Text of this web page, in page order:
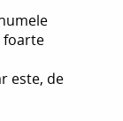
foarte
este, de